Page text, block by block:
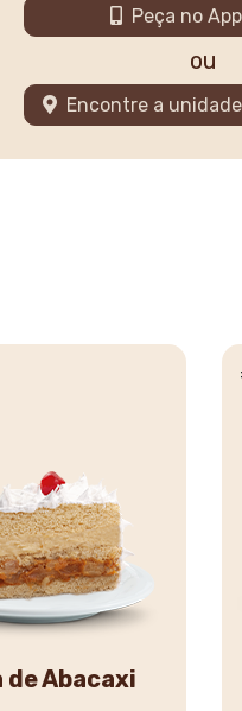
Peça no
ou
Encontre a
de Abacaxi